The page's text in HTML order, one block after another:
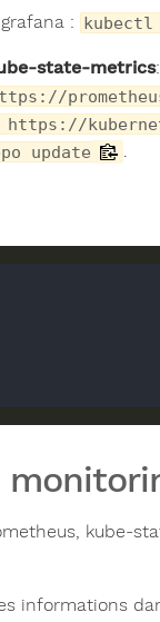
: kubectl
state-metrics:
https://
update .
kube-
informations